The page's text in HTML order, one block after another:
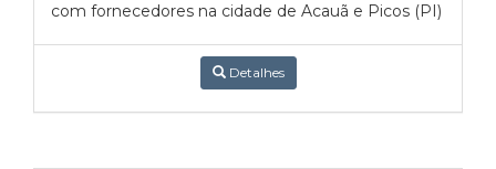
com fornecedores na cidade de Acauã e Picos (PI)
Detalhes